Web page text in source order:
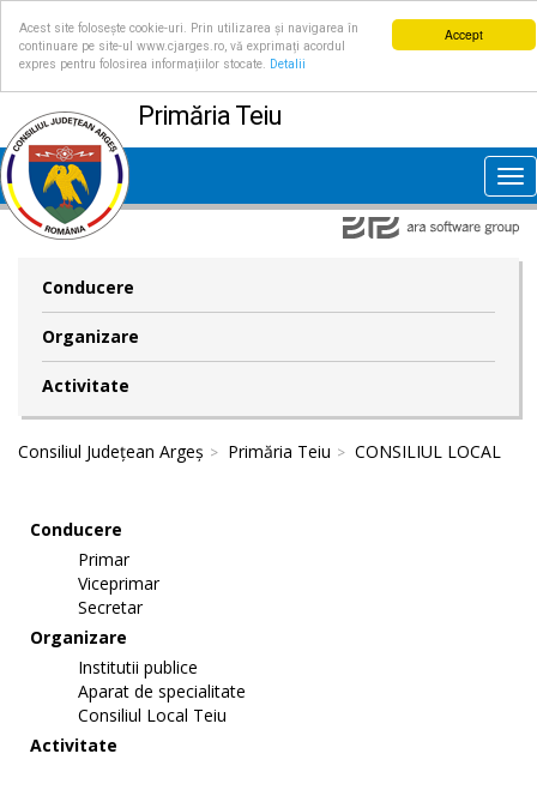
Accept
Acest site folosește cookie-uri. Prin utilizarea și navigarea în
continuare pe site-ul www.cjarges.ro, vă exprimați acordul
expres pentru folosirea informațiilor stocate.
Detalii
Primăria Teiu
Conducere
Organizare
Activitate
Consiliul Județean Argeș Primăria Teiu CONSILIUL LOCAL
Conducere
Primar
Viceprimar
Secretar
Organizare
Institutii publice
Aparat de specialitate
Consiliul Local Teiu
Activitate